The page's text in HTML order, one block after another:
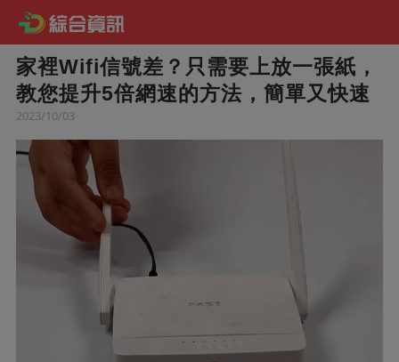
家裡Wifi信號差？只需要上放一張紙，
教您提升5倍網速的方法，簡單又快速
2023/10/03